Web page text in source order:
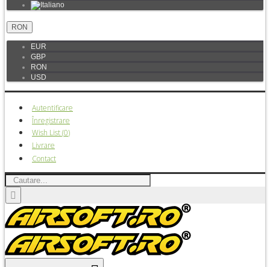
RON
EUR
GBP
RON
USD
Autentificare
Înregistrare
Wish List (0)
Livrare
Contact